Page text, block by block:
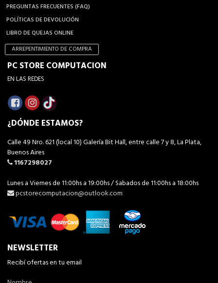
PREGUNTAS FRECUENTES (FAQ)
POLÍTICAS DE DEVOLUCIÓN
LIBRO DE QUEJAS ONLINE
ARREPENTIMIENTO DE COMPRA
PC STORE COMPUTACION
EN LAS REDES
¿DÓNDE ESTAMOS?
Calle 49 Nro. 621 (local 10) Galería Bit Hall, entre calle 7 y 8, La Plata,
Buenos Aires
1167298027
Lunes a Viernes de 11:00hs a 19:00hs / Sabados de 11:00hs a 18:00hs
pcstorecomputacion@outlook.com
NEWSLETTER
Recibí ofertas en tu email